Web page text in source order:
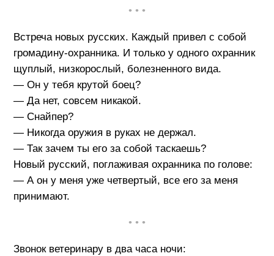
• • •
Встреча новых русских. Каждый привел с собой
громадину-охранника. И только у одного охранник
щуплый, низкорослый, болезненного вида.
— Он у тебя крутой боец?
— Да нет, совсем никакой.
— Снайпер?
— Никогда оружия в руках не держал.
— Так зачем ты его за собой таскаешь?
Новый русский, поглаживая охранника по голове:
— А он у меня уже четвертый, все его за меня
принимают.
• • •
Звонок ветеринару в два часа ночи: